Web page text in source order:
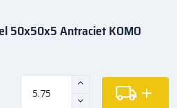
50x50x5 Antraciet KOMO